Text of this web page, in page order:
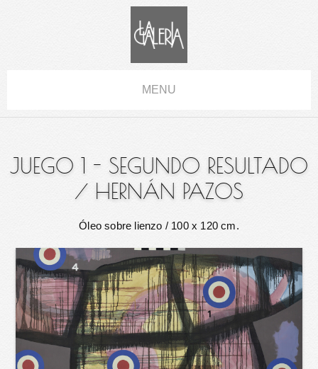
MENU
JUEGO 1 - SEGUNDO RESULTADO
/ HERNÁN PAZOS
Óleo sobre lienzo / 100 x 120 cm.